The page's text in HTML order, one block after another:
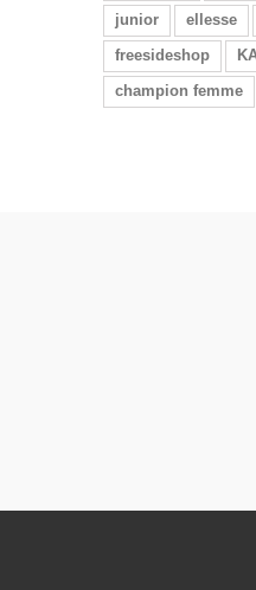
junior
ellesse
freesideshop
champion femme